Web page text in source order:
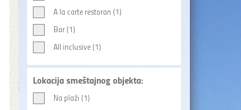
A la carte restoran (1)
Bar (1)
All inclusive (1)
Lokacija smeštajnog objekta:
Na plaži (1)